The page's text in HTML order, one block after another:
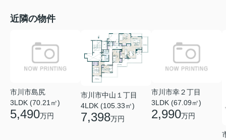
近隣の物件
市川市島尻
3LDK (70.21㎡)
5,490万円
市川市中山１丁目
4LDK (105.33㎡)
7,398万円
市川市幸２丁目
3LDK (67.09㎡)
2,990万円